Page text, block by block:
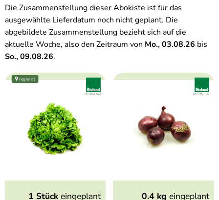
Die Zusammenstellung dieser Abokiste ist für das
ausgewählte Lieferdatum noch nicht geplant. Die
abgebildete Zusammenstellung bezieht sich auf die
aktuelle Woche, also den Zeitraum von Mo., 03.08.26 bis
So., 09.08.26.
1 Stückeingeplant
, Verband:
, Kontrollstelle:
DE-ÖKO-022
regional
0.4 kg eingeplant
, Verband:
, Kontrollstelle:
DE-ÖKO-022